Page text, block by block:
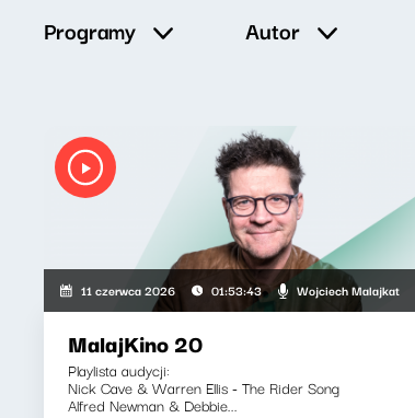
Programy Autor
11 czerwca 2026 01:53:43 Wojciech Malajkat
MalajKino 20
Playlista audycji:
Nick Cave & Warren Ellis - The Rider Song
Alfred Newman & Debbie...